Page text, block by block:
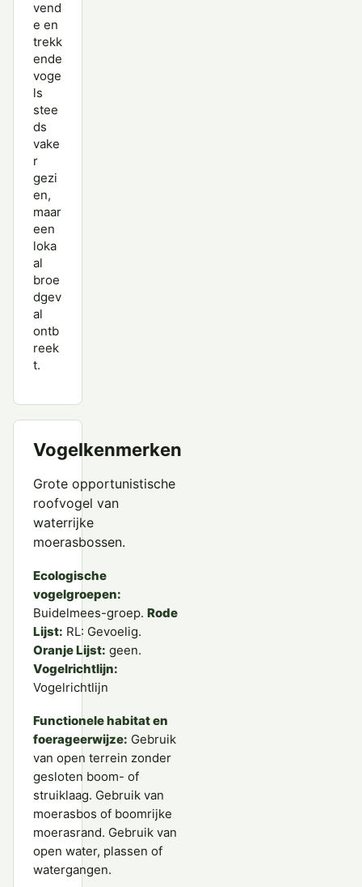
vend
e en
trekk
ende
voge
ls
stee
ds
vake
r
gezi
en,
maar
een
loka
al
broe
dgev
al
ontb
reek
t.
Vogelkenmerken
Grote opportunistische
roofvogel van
waterrijke
moerasbossen.
Ecologische
vogelgroepen:
Buidelmees-groep. Rode
Lijst: RL: Gevoelig.
Oranje Lijst: geen.
Vogelrichtlijn:
Vogelrichtlijn
Functionele habitat en
foerageerwijze: Gebruik
van open terrein zonder
gesloten boom- of
struiklaag. Gebruik van
moerasbos of boomrijke
moerasrand. Gebruik van
open water, plassen of
watergangen.